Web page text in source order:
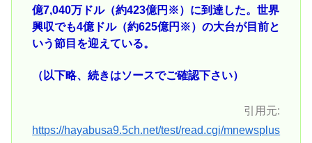
億7,040万ドル（約423億円※）に到達した。世界
興収でも4億ドル（約625億円※）の大台が目前と
いう節目を迎えている。
（以下略、続きはソースでご確認下さい）
引用元:
https://hayabusa9.5ch.net/test/read.cgi/mnewsplus